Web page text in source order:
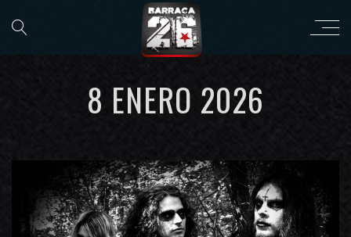
8 ENERO 2026